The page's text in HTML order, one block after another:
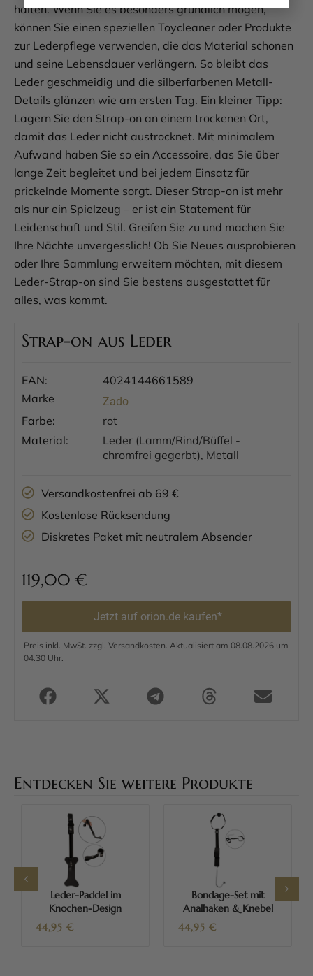
halten. Wenn Sie es besonders gründlich mögen,
können Sie einen speziellen Toycleaner oder Produkte
zur Lederpflege verwenden, die das Material schonen
und seine Lebensdauer verlängern. So bleibt das
Leder geschmeidig und die silberfarbenen Metall-
Details glänzen wie am ersten Tag. Ein kleiner Tipp:
Lagern Sie den Strap-on an einem trockenen Ort,
damit das Leder nicht austrocknet. Mit minimalem
Aufwand haben Sie so ein Accessoire, das Sie über
lange Zeit begleitet und bei jedem Einsatz für
prickelnde Momente sorgt. Dieser Strap-on ist mehr
als nur ein Spielzeug – er ist ein Statement für
Leidenschaft und Stil. Greifen Sie zu und machen Sie
Ihre Nächte unvergesslich! Ob Sie Neues ausprobieren
oder Ihre Sammlung erweitern möchten, mit diesem
Leder-Strap-on sind Sie bestens ausgestattet für
alles, was kommt.
Strap-on aus Leder
EAN:
4024144661589
Marke
Zado
Farbe:
rot
Material:
Leder (Lamm/Rind/Büffel -
chromfrei gegerbt), Metall
Versandkostenfrei ab 69 €
Kostenlose Rücksendung
Diskretes Paket mit neutralem Absender
119,00 €
Jetzt auf orion.de kaufen*
Preis inkl. MwSt. zzgl. Versandkosten. Aktualisiert am 08.08.2026 um
04.30 Uhr.
Entdecken Sie weitere Produkte
Leder-Paddel im
Knochen-Design
44,95 €
Bondage-Set mit
Analhaken & Knebel
44,95 €